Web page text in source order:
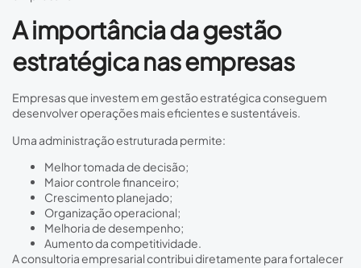
A importância da gestão
estratégica nas empresas
Empresas que investem em gestão estratégica conseguem
desenvolver operações mais eficientes e sustentáveis.
Uma administração estruturada permite:
Melhor tomada de decisão;
Maior controle financeiro;
Crescimento planejado;
Organização operacional;
Melhoria de desempenho;
Aumento da competitividade.
A consultoria empresarial contribui diretamente para fortalecer